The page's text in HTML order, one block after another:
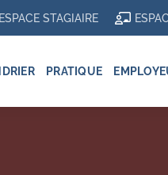
ESPACE STAGIAIRE
PRATIQUE